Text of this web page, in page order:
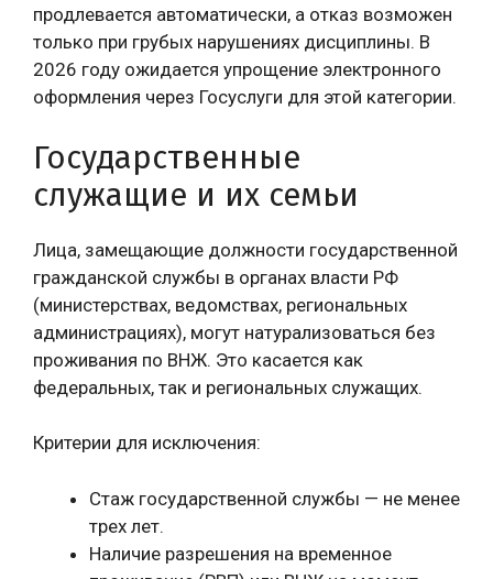
продлевается автоматически, а отказ возможен
только при грубых нарушениях дисциплины. В
2026 году ожидается упрощение электронного
оформления через Госуслуги для этой категории.
Государственные
служащие и их семьи
Лица, замещающие должности государственной
гражданской службы в органах власти РФ
(министерствах, ведомствах, региональных
администрациях), могут натурализоваться без
проживания по ВНЖ. Это касается как
федеральных, так и региональных служащих.
Критерии для исключения:
Стаж государственной службы — не менее
трех лет.
Наличие разрешения на временное